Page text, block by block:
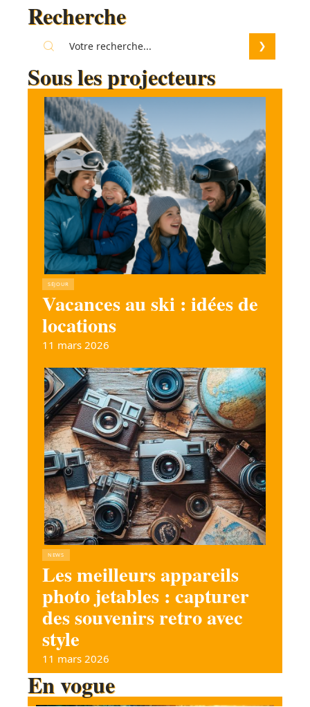
Recherche
Sous les projecteurs
SÉJOUR
Vacances au ski : idées de
locations
11 mars 2026
NEWS
Les meilleurs appareils
photo jetables : capturer
des souvenirs retro avec
style
11 mars 2026
En vogue